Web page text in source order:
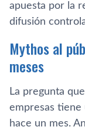
apuesta por la
difusión
Mythos al
meses
La pregunta
empresas tiene
hace un mes.